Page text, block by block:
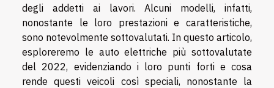
degli addetti ai lavori. Alcuni modelli, infatti,
nonostante le loro prestazioni e caratteristiche,
sono notevolmente sottovalutati. In questo articolo,
esploreremo le auto elettriche più sottovalutate
del 2022, evidenziando i loro punti forti e cosa
rende questi veicoli così speciali, nonostante la